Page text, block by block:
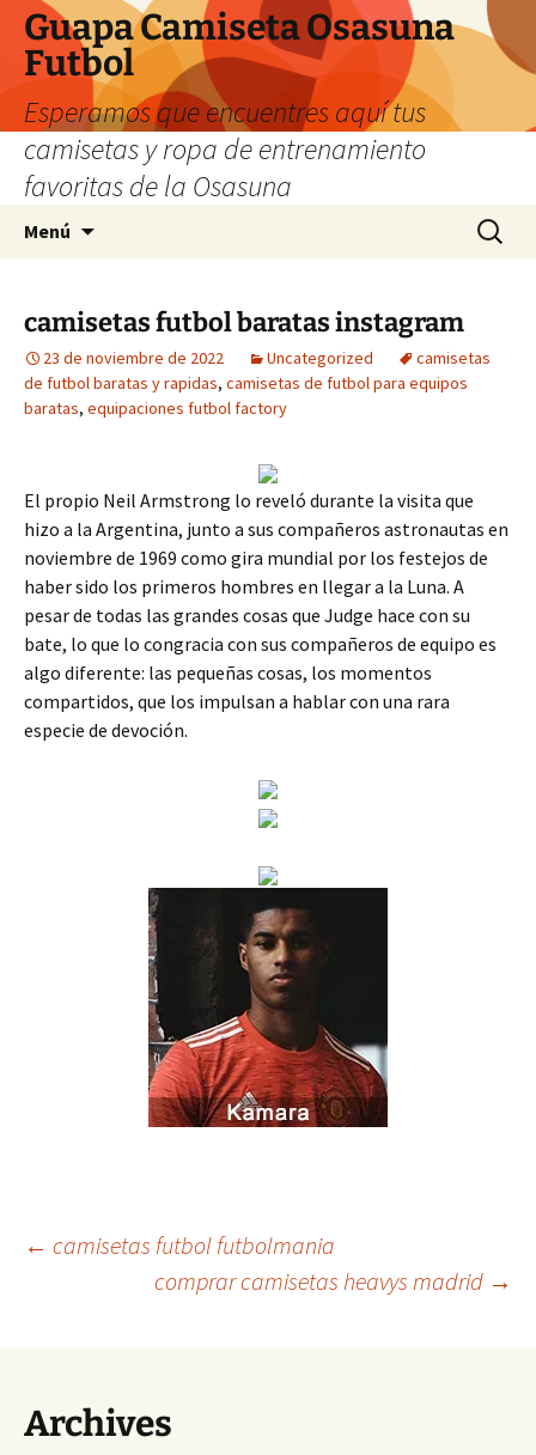
Guapa Camiseta Osasuna
Futbol
Esperamos que encuentres aquí tus
camisetas y ropa de entrenamiento
favoritas de la Osasuna
Menú Buscar:
camisetas futbol baratas instagram
23 de noviembre de 2022 Uncategorized
camisetas
de futbol baratas y rapidas, camisetas de futbol para equipos
baratas, equipaciones futbol factory
El propio Neil Armstrong lo reveló durante la visita que
hizo a la Argentina, junto a sus compañeros astronautas en
noviembre de 1969 como gira mundial por los festejos de
haber sido los primeros hombres en llegar a la Luna. A
pesar de todas las grandes cosas que Judge hace con su
bate, lo que lo congracia con sus compañeros de equipo es
algo diferente: las pequeñas cosas, los momentos
compartidos, que los impulsan a hablar con una rara
especie de devoción.
Navegación
entradas
← camisetas futbol futbolmania
comprar camisetas heavys madrid →
Archives